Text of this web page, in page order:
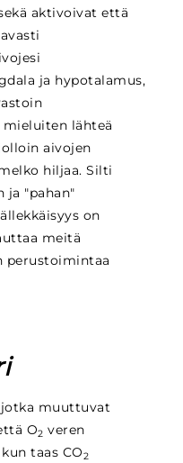
aktivoivat että
ja hypotalamus,
lähteä
aivojen
hiljaa. Silti
ja "pahan"
on
meitä
perustoimintaa
jotka muuttuvat
O2 veren
taas CO2